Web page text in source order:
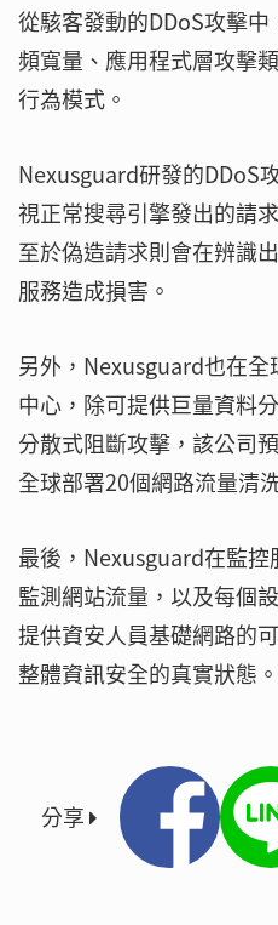
從駭客發動的DDoS攻擊
頻寬量、應用程式層攻擊
行為模式。
Nexusguard研發的DDoS
視正常搜尋引擎發出的請
至於偽造請求則會在辨識
服務造成損害。
另外，Nexusguard也在
中心，除可提供巨量資料
分散式阻斷攻擊，該公司
全球部署20個網路流量清
最後，Nexusguard在監
監測網站流量，以及每個
提供資安人員基礎網路的
整體資訊安全的真實狀態。
分享